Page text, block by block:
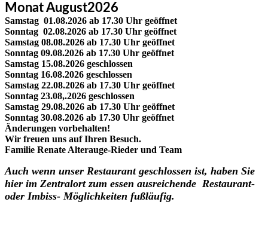
Monat August2026
Samstag 01.08.2026 ab 17.30 Uhr geöffnet
Sonntag 02.08.2026 ab 17.30 Uhr geöffnet
Samstag 08.08.2026 ab 17.30 Uhr geöffnet
Sonntag 09.08.2026 ab 17.30 Uhr geöffnet
Samstag 15.08.2026 geschlossen
Sonntag 16.08.2026 geschlossen
Samstag 22.08.2026 ab 17.30 Uhr geöffnet
Sonntag 23.08,.2026 geschlossen
Samstag 29.08.2026 ab 17.30 Uhr geöffnet
Sonntag 30.08.2026 ab 17.30 Uhr geöffnet
Änderungen vorbehalten!
Wir freuen uns auf Ihren Besuch.
Familie Renate Alterauge-Rieder und Team
Auch wenn unser Restaurant geschlossen ist, haben Sie
hier im Zentralort zum essen ausreichende Restaurant-
oder Imbiss- Möglichkeiten fußläufig.